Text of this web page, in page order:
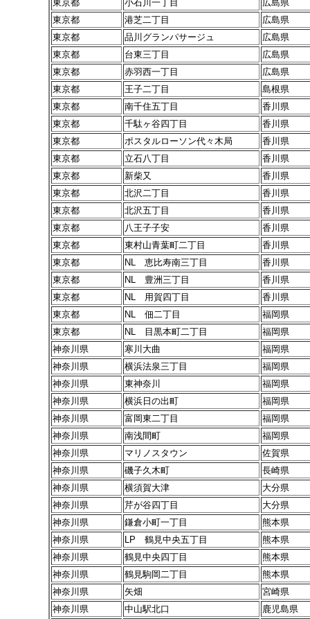
東京都
小石川一丁目
広島県
東京都
港芝二丁目
広島県
東京都
品川グランパサージュ
広島県
東京都
台東三丁目
広島県
東京都
赤羽西一丁目
広島県
東京都
王子二丁目
島根県
東京都
南千住五丁目
香川県
東京都
千駄ヶ谷四丁目
香川県
東京都
ポスタルローソン代々木局
香川県
東京都
立石八丁目
香川県
東京都
新柴又
香川県
東京都
北沢二丁目
香川県
東京都
北沢五丁目
香川県
東京都
八王子子安
香川県
東京都
東村山青葉町二丁目
香川県
東京都
NL 恵比寿南三丁目
香川県
東京都
NL 豊洲三丁目
香川県
東京都
NL 用賀四丁目
香川県
東京都
NL 佃二丁目
福岡県
東京都
NL 目黒本町二丁目
福岡県
神奈川県
寒川大曲
福岡県
神奈川県
横浜法泉三丁目
福岡県
神奈川県
東神奈川
福岡県
神奈川県
横浜日の出町
福岡県
神奈川県
富岡東二丁目
福岡県
神奈川県
南浅間町
福岡県
神奈川県
マリノスタウン
佐賀県
神奈川県
磯子久木町
長崎県
神奈川県
横須賀大津
大分県
神奈川県
芹が谷四丁目
大分県
神奈川県
鎌倉小町一丁目
熊本県
神奈川県
LP 鶴見中央五丁目
熊本県
神奈川県
鶴見中央四丁目
熊本県
神奈川県
鶴見駒岡二丁目
熊本県
神奈川県
矢畑
宮崎県
神奈川県
中山駅北口
鹿児島県